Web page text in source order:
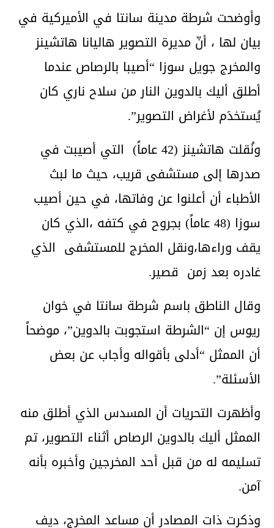
وأوضحت شرطة مدينة سانتا في الأميركية في
بيان لها ، أنّ مديرة التصوير هاليانا هاتشينز
والمخرج جويل سوزا “أصيبا بالرصاص عندما
أطلق أليك بالدوين النار من سلاح ناري كان
يُستخدَم لأغراض التصوير”.
ونُقلت هاتشينز (42 عاماً) التي أصيبت في
صدرها إلى مستشفى قريب، حيث ما لبث
الأطباء أن أعلنوا عن وفاتها، في حين أصيب
سوزا (48 عاماً) بجروح في كتفه ،الذي كان
يقف وراءها،ونقل المخرج للمستشفى الذي
غادره بعد زمن قصير.
وقال الناطق باسم شرطة سانتا في خوان
ريوس إن “الشرطة استجوبت بالدوين”، موضحاً
أن الممثل “أدلى بأقواله وأجاب عن بعض
الأسئلة”.
وأظهرت التحريات أن المسدس الذي أطلق منه
الممثل أليك بالدوين الرصاص أثناء التصوير، تم
تسليمه له من قبل أحد المخرجين وأخبره بأنه
آمن.
وذكرت ذات المصادر أن مساعد المخرج، ديف